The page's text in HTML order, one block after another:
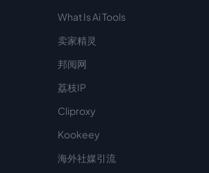
What Is Ai Tools
卖家精灵
邦阅网
荔枝IP
Cliproxy
Kookeey
海外社媒引流